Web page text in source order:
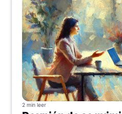
2 min leer